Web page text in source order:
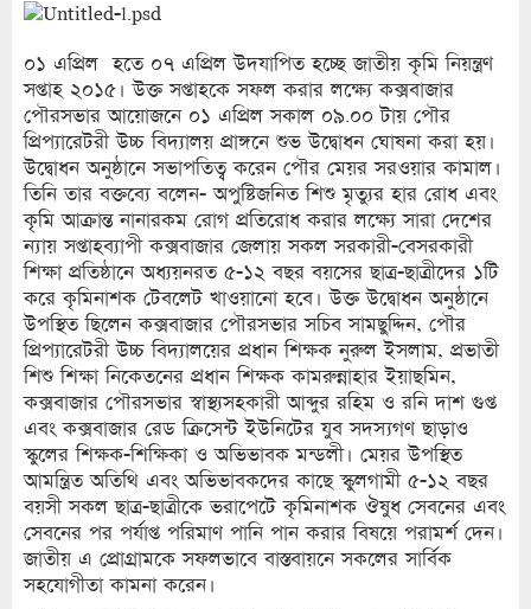
০১ এপ্রিল হতে ০৭ এপ্রিল উদযাপিত হচ্ছে জাতীয় কৃমি নিয়ন্ত্রণ
সপ্তাহ ২০১৫। উক্ত সপ্তাহকে সফল করার লক্ষ্যে কক্সবাজার
পৌরসভার আয়োজনে ০১ এপ্রিল সকাল ০৯.০০ টায় পৌর
প্রিপ্যারেটরী উচ্চ বিদ্যালয় প্রাঙ্গনে শুভ উদ্বোধন ঘোষনা করা হয়।
উদ্বোধন অনুষ্ঠানে সভাপতিত্ব করেন পৌর মেয়র সরওয়ার কামাল।
তিনি তার বক্তব্যে বলেন- অপুষ্টিজনিত শিশু মৃত্যুর হার রোধ এবং
কৃমি আক্রান্ত নানারকম রোগ প্রতিরোধ করার লক্ষ্যে সারা দেশের
ন্যায় সপ্তাহব্যাপী কক্সবাজার জেলায় সকল সরকারী-বেসরকারী
শিক্ষা প্রতিষ্ঠানে অধ্যয়নরত ৫-১২ বছর বয়সের ছাত্র-ছাত্রীদের ১টি
করে কৃমিনাশক টেবলেট খাওয়ানো হবে। উক্ত উদ্বোধন অনুষ্ঠানে
উপস্থিত ছিলেন কক্সবাজার পৌরসভার সচিব সামছুদ্দিন, পৌর
প্রিপ্যারেটরী উচ্চ বিদ্যালয়ের প্রধান শিক্ষক নুরুল ইসলাম, প্রভাতী
শিশু শিক্ষা নিকেতনের প্রধান শিক্ষক কামরুন্নাহার ইয়াছমিন,
কক্সবাজার পৌরসভার স্বাস্থ্যসহকারী আব্দুর রহিম ও রনি দাশ গুপ্ত
এবং কক্সবাজার রেড ক্রিসেন্ট ইউনিটের যুব সদস্যগণ ছাড়াও
স্কুলের শিক্ষক-শিক্ষিকা ও অভিভাবক মন্ডলী। মেয়র উপস্থিত
আমন্ত্রিত অতিথি এবং অভিভাবকদের কাছে স্কুলগামী ৫-১২ বছর
বয়সী সকল ছাত্র-ছাত্রীকে ভরাপেটে কৃমিনাশক ঔষুধ সেবনের এবং
সেবনের পর পর্যাপ্ত পরিমাণ পানি পান করার বিষয়ে পরামর্শ দেন।
জাতীয় এ প্রোগ্রামকে সফলভাবে বাস্তবায়নে সকলের সার্বিক
সহযোগীতা কামনা করেন।